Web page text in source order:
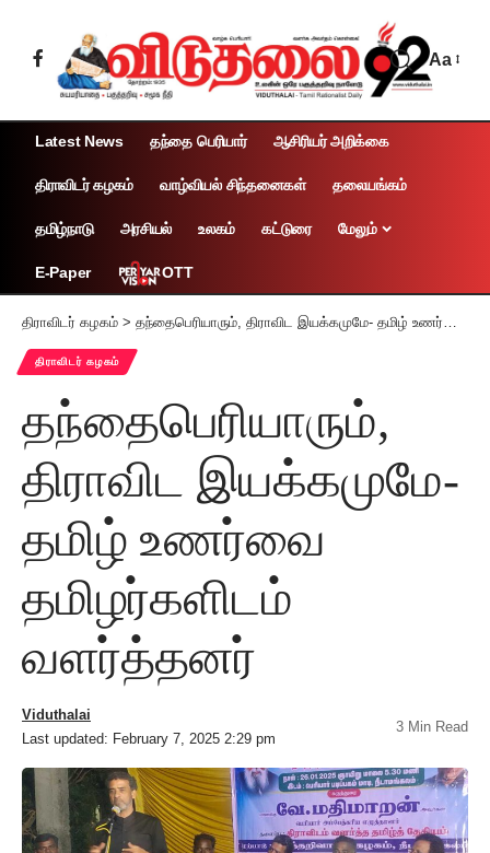
Aa
Latest News தந்தை பெரியார் ஆசிரியர் அறிக்கை
திராவிடர் கழகம் வாழ்வியல் சிந்தனைகள் தலையங்கம்
தமிழ்நாடு அரசியல் உலகம் கட்டுரை மேலும்
E-Paper OTT
திராவிடர் கழகம் > தந்தைபெரியாரும், திராவிட இயக்கமுமே- தமிழ் உணர்வை தமிழர்களிடம் வளர்த்தனர்
திராவிடர் கழகம்
தந்தைபெரியாரும்,
திராவிட இயக்கமுமே-
தமிழ் உணர்வை
தமிழர்களிடம்
வளர்த்தனர்
Last updated: February 7, 2025 2:29 pm
Viduthalai
3 Min Read